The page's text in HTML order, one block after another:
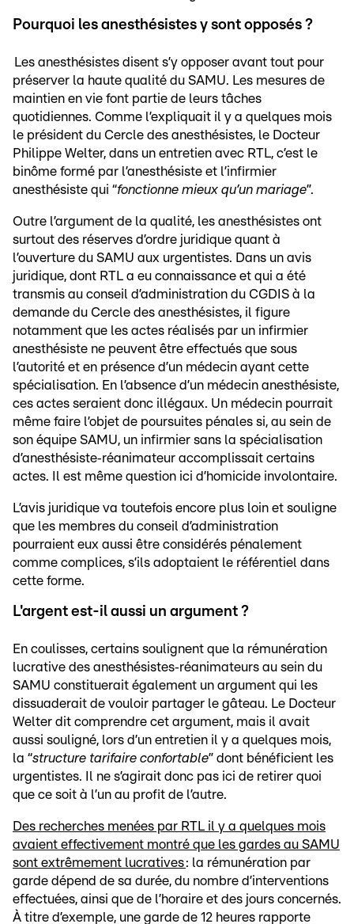
Pourquoi les anesthésistes y sont opposés ?
Les anesthésistes disent s’y opposer avant tout pour
préserver la haute qualité du SAMU. Les mesures de
maintien en vie font partie de leurs tâches
quotidiennes. Comme l’expliquait il y a quelques mois
le président du Cercle des anesthésistes, le Docteur
Philippe Welter, dans un entretien avec RTL, c’est le
binôme formé par l’anesthésiste et l’infirmier
anesthésiste qui “fonctionne mieux qu’un mariage”.
Outre l’argument de la qualité, les anesthésistes ont
surtout des réserves d’ordre juridique quant à
l’ouverture du SAMU aux urgentistes. Dans un avis
juridique, dont RTL a eu connaissance et qui a été
transmis au conseil d’administration du CGDIS à la
demande du Cercle des anesthésistes, il figure
notamment que les actes réalisés par un infirmier
anesthésiste ne peuvent être effectués que sous
l’autorité et en présence d’un médecin ayant cette
spécialisation. En l’absence d’un médecin anesthésiste,
ces actes seraient donc illégaux. Un médecin pourrait
même faire l’objet de poursuites pénales si, au sein de
son équipe SAMU, un infirmier sans la spécialisation
d’anesthésiste‑réanimateur accomplissait certains
actes. Il est même question ici d’homicide involontaire.
L’avis juridique va toutefois encore plus loin et souligne
que les membres du conseil d’administration
pourraient eux aussi être considérés pénalement
comme complices, s’ils adoptaient le référentiel dans
cette forme.
L'argent est-il aussi un argument ?
En coulisses, certains soulignent que la rémunération
lucrative des anesthésistes‑réanimateurs au sein du
SAMU constituerait également un argument qui les
dissuaderait de vouloir partager le gâteau. Le Docteur
Welter dit comprendre cet argument, mais il avait
aussi souligné, lors d’un entretien il y a quelques mois,
la “structure tarifaire confortable” dont bénéficient les
urgentistes. Il ne s’agirait donc pas ici de retirer quoi
que ce soit à l’un au profit de l’autre.
Des recherches menées par RTL il y a quelques mois
avaient effectivement montré que les gardes au SAMU
sont extrêmement lucratives: la rémunération par
garde dépend de sa durée, du nombre d’interventions
effectuées, ainsi que de l’horaire et des jours concernés.
À titre d’exemple, une garde de 12 heures rapporte